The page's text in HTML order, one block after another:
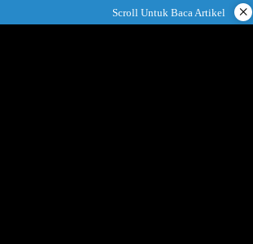
ke
Scroll Untuk Baca Artikel ×